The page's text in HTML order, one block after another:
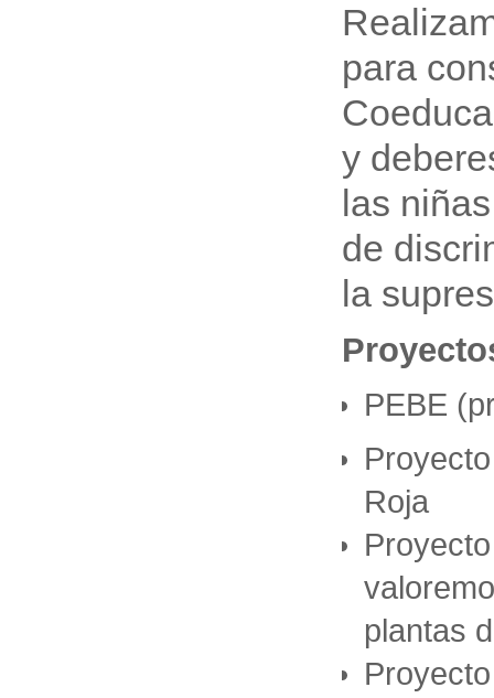
para
y
las
de
la
PEBE
Roja
plantas